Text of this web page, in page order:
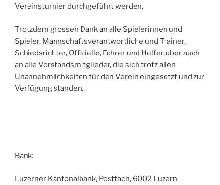
Vereinsturnier durchgeführt werden.
Trotzdem grossen Dank an alle Spielerinnen und
Spieler, Mannschaftsverantwortliche und Trainer,
Schiedsrichter, Offizielle, Fahrer und Helfer, aber auch
an alle Vorstandsmitglieder, die sich trotz allen
Unannehmlichkeiten für den Verein eingesetzt und zur
Verfügung standen.
Bank:
Luzerner Kantonalbank, Postfach, 6002 Luzern